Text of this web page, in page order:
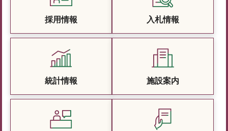
採用情報 入札情報
統計情報 施設案内